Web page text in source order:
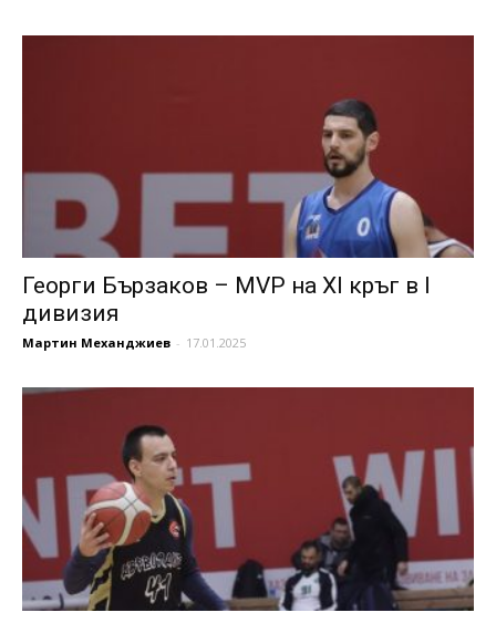
Георги Бързаков – MVP на XI кръг в I
дивизия
Мартин Механджиев - 17.01.2025